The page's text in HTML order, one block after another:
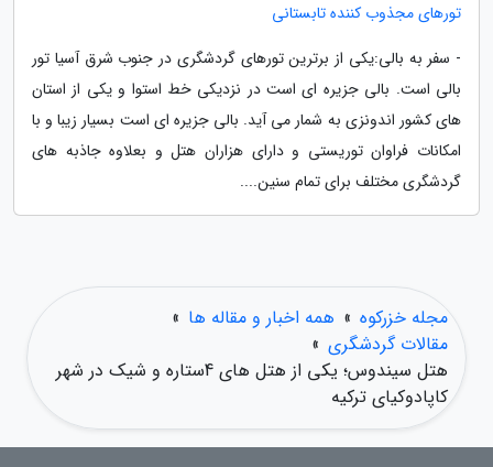
تورهای مجذوب کننده تابستانی
- سفر به بالی:یکی از برترین تورهای گردشگری در جنوب شرق آسیا تور
بالی است. بالی جزیره ای است در نزدیکی خط استوا و یکی از استان
های کشور اندونزی به شمار می آید. بالی جزیره ای است بسیار زیبا و با
امکانات فراوان توریستی و دارای هزاران هتل و بعلاوه جاذبه های
گردشگری مختلف برای تمام سنین....
مجله خزرکوه » همه اخبار و مقاله ها »
مقالات گردشگری »
هتل سیندوس؛ یکی از هتل های 4ستاره و شیک در شهر
کاپادوکیای ترکیه